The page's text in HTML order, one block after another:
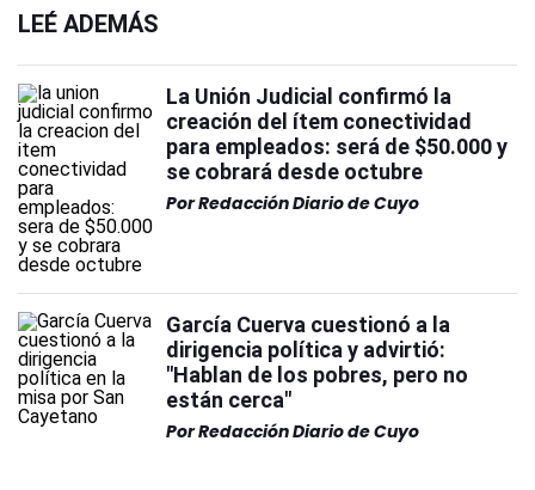
LEÉ ADEMÁS
La Unión Judicial confirmó la
creación del ítem conectividad
para empleados: será de $50.000 y
se cobrará desde octubre
PorRedacción Diario de Cuyo
García Cuerva cuestionó a la
dirigencia política y advirtió:
"Hablan de los pobres, pero no
están cerca"
PorRedacción Diario de Cuyo